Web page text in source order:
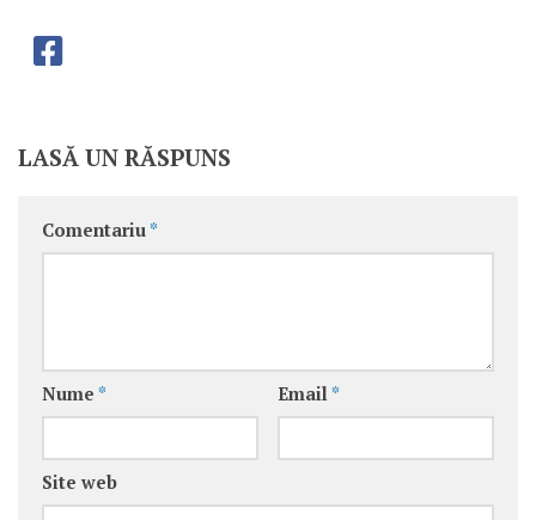
LASĂ UN RĂSPUNS
Comentariu *
Nume * Email *
Site web